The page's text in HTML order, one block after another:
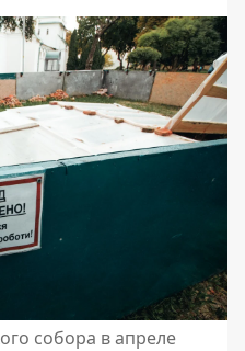
собора в апреле